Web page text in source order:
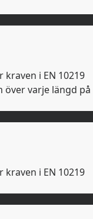
i EN 10219
över varje längd på
i EN 10219